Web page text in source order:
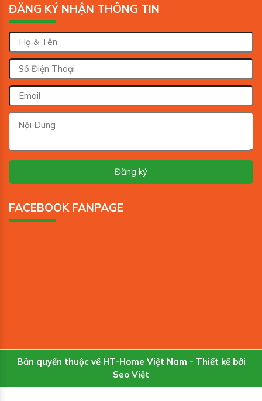
ĐĂNG KÝ NHẬN THÔNG TIN
FACEBOOK FANPAGE
Bản quyền thuộc về HT-Home Việt Nam - Thiết kế bởi
Seo Việt